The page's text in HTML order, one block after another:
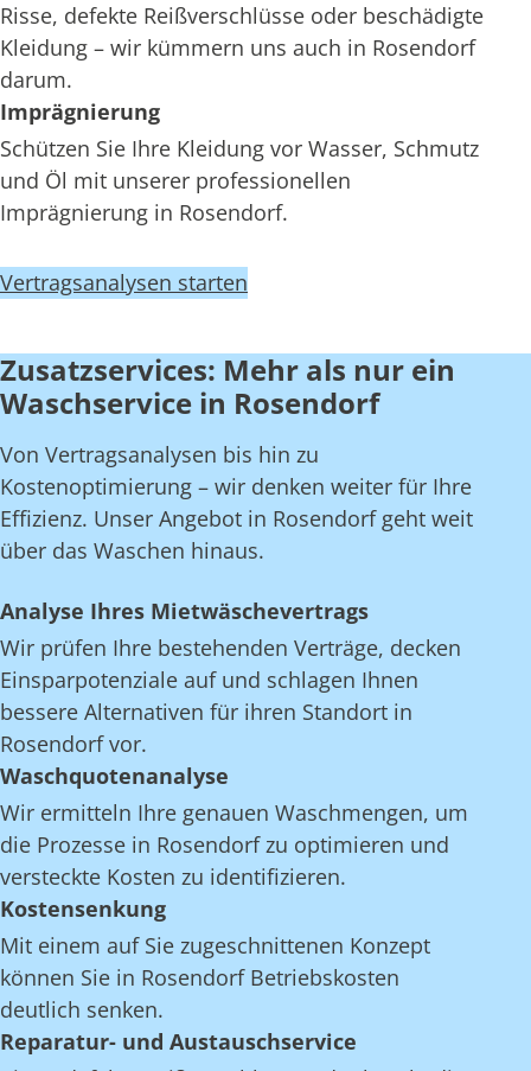
Risse, defekte Reißverschlüsse oder beschädigte
Kleidung – wir kümmern uns auch in Rosendorf
darum.
Imprägnierung
Schützen Sie Ihre Kleidung vor Wasser, Schmutz
und Öl mit unserer professionellen
Imprägnierung in Rosendorf.
Vertragsanalysen starten
Zusatzservices: Mehr als nur ein
Waschservice in Rosendorf
Von Vertragsanalysen bis hin zu
Kostenoptimierung – wir denken weiter für Ihre
Effizienz. Unser Angebot in Rosendorf geht weit
über das Waschen hinaus.
Analyse Ihres Mietwäschevertrags
Wir prüfen Ihre bestehenden Verträge, decken
Einsparpotenziale auf und schlagen Ihnen
bessere Alternativen für ihren Standort in
Rosendorf vor.
Waschquotenanalyse
Wir ermitteln Ihre genauen Waschmengen, um
die Prozesse in Rosendorf zu optimieren und
versteckte Kosten zu identifizieren.
Kostensenkung
Mit einem auf Sie zugeschnittenen Konzept
können Sie in Rosendorf Betriebskosten
deutlich senken.
Reparatur- und Austauschservice